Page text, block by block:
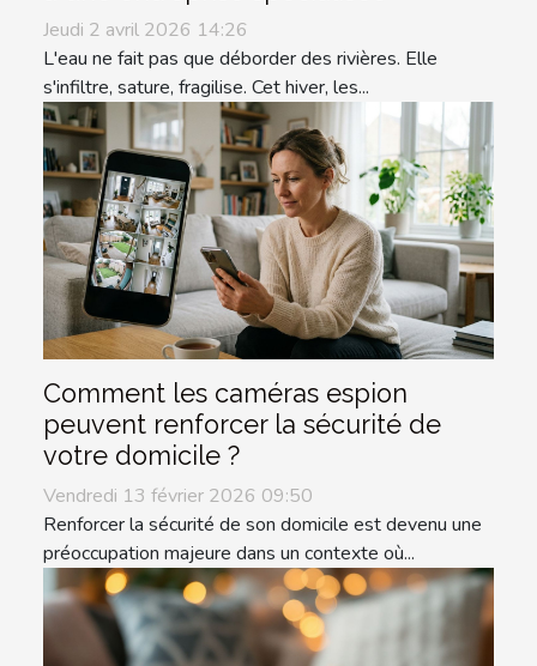
Jeudi 2 avril 2026 14:26
L'eau ne fait pas que déborder des rivières. Elle
s'infiltre, sature, fragilise. Cet hiver, les...
Comment les caméras espion
peuvent renforcer la sécurité de
votre domicile ?
Vendredi 13 février 2026 09:50
Renforcer la sécurité de son domicile est devenu une
préoccupation majeure dans un contexte où...